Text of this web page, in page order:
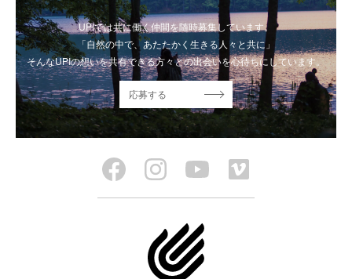
UPIでは共に働く仲間を随時募集しています。
「自然の中で、あたたかく生きる人々と共に」
そんなUPIの想いを共有できる方々との出会いを心待ちにしています。
応募する